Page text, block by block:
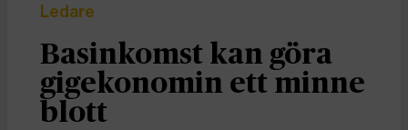
Ledare
Basinkomst kan göra
gigekonomin ett minne
blott